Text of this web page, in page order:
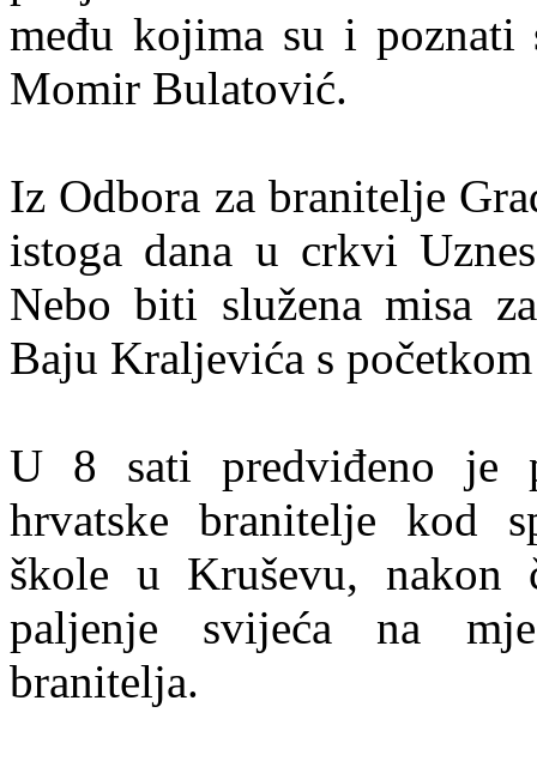
među kojima su i
Momir Bulatović.
Iz Odbora za branitelje
istoga dana u crkvi
Nebo biti služena misa
Baju Kraljevića s
U 8 sati predviđeno je
hrvatske branitelje kod
škole u Kruševu, nakon
paljenje svijeća na
branitelja.